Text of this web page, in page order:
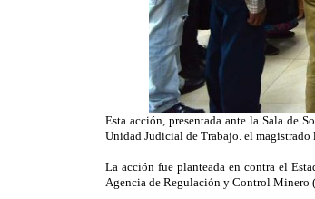
Esta acción, presentada ante la Sala de
Unidad Judicial de Trabajo. el
La acción fue planteada en contra el
Agencia de Regulación y Control Minero